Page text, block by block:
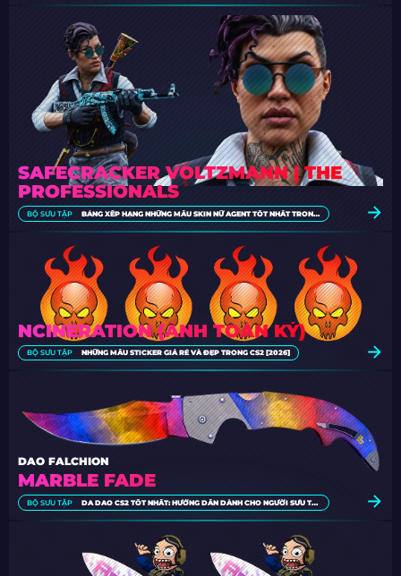
SAFECRACKER VOLTZMANN | THE
PROFESSIONALS
BỘ SƯU TẬP BẢNG XẾP HẠNG NHỮNG MẪU SKIN NỮ AGENT TỐT NHẤT TRONG CS2 [2026]
NCINERATION (ẢNH TOÀN KÝ)
BỘ SƯU TẬP NHỮNG MẪU STICKER GIÁ RẺ VÀ ĐẸP TRONG CS2 [2026]
MARBLE FADE
DAO FALCHION
BỘ SƯU TẬP DA DAO CS2 TỐT NHẤT: HƯỚNG DẪN DÀNH CHO NGƯỜI SƯU TẬP [2026]